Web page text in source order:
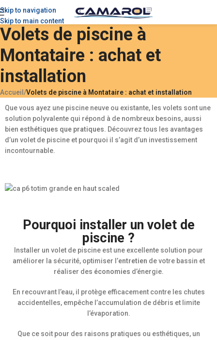
Skip to navigation
Skip to main content
Volets de piscine à
Montataire : achat et
installation
Accueil /Volets de piscine à Montataire : achat et installation
Que vous ayez une piscine neuve ou existante, les volets sont une
solution polyvalente qui répond à de nombreux besoins, aussi
bien esthétiques que pratiques. Découvrez tous les avantages
d’un volet de piscine et pourquoi il s’agit d’un investissement
incontournable.
Pourquoi installer un volet de
piscine ?
Installer un volet de piscine est une excellente solution pour
améliorer la sécurité, optimiser l’entretien de votre bassin et
réaliser des économies d’énergie.
En recouvrant l’eau, il protège efficacement contre les chutes
accidentelles, empêche l’accumulation de débris et limite
l’évaporation.
Que ce soit pour des raisons pratiques ou esthétiques, un